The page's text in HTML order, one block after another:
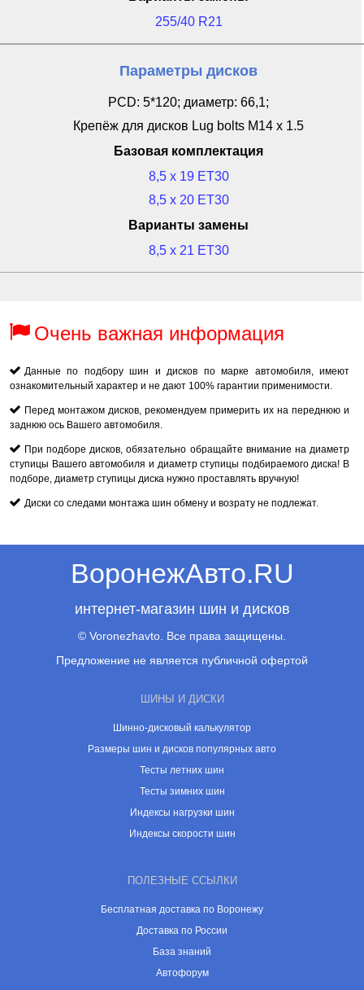
255/40 R21
Параметры дисков
PCD: 5*120; диаметр: 66,1;
Крепёж для дисков Lug bolts M14 x 1.5
Базовая комплектация
8,5 x 19 ET30
8,5 x 20 ET30
Варианты замены
8,5 x 21 ET30
Очень важная информация
Данные по подбору шин и дисков по марке автомобиля, имеют
ознакомительный характер и не дают 100% гарантии применимости.
Перед монтажом дисков, рекомендуем примерить их на переднюю и
заднюю ось Вашего автомобиля.
При подборе дисков, обязательно обращайте внимание на диаметр
ступицы Вашего автомобиля и диаметр ступицы подбираемого диска! В
подборе, диаметр ступицы диска нужно проставлять вручную!
Диски со следами монтажа шин обмену и возрату не подлежат.
ВоронежАвто.RU
интернет-магазин шин и дисков
© Voronezhavto. Все права защищены.
Предложение не является публичной офертой
ШИНЫ И ДИСКИ
Шинно-дисковый калькулятор
Размеры шин и дисков популярных авто
Тесты летних шин
Тесты зимних шин
Индексы нагрузки шин
Индексы скорости шин
ПОЛЕЗНЫЕ ССЫЛКИ
Бесплатная доставка по Воронежу
Доставка по России
База знаний
Автофорум